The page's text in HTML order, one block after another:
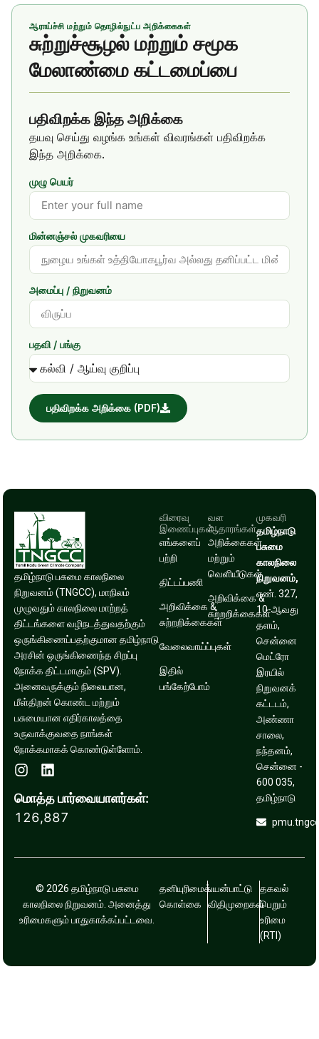
ஆராய்ச்சி மற்றும் தொழில்நுட்ப அறிக்கைகள்
சுற்றுச்சூழல் மற்றும் சமூக
மேலாண்மை கட்டமைப்பை
பதிவிறக்க இந்த அறிக்கை
தயவு செய்து வழங்க உங்கள் விவரங்கள் பதிவிறக்க
இந்த அறிக்கை.
முழு பெயர்
மின்னஞ்சல் முகவரியை
அமைப்பு / நிறுவனம்
பதவி / பங்கு
பதிவிறக்க அறிக்கை (PDF)
தமிழ்நாடு பசுமை காலநிலை
நிறுவனம் (TNGCC), மாநிலம்
முழுவதும் காலநிலை மாற்றத்
திட்டங்களை வழிநடத்துவதற்கும்
ஒருங்கிணைப்பதற்குமான தமிழ்நாடு
அரசின் ஒருங்கிணைந்த சிறப்பு
நோக்க திட்டமாகும் (SPV).
அனைவருக்கும் நிலையான,
மீள்திறன் கொண்ட மற்றும்
பசுமையான எதிர்காலத்தை
உருவாக்குவதை நாங்கள்
நோக்கமாகக் கொண்டுள்ளோம்.
மொத்த பார்வையாளர்கள்:
126,887
விரைவு
இணைப்புகள்
எங்களைப்
பற்றி
திட்டப்பணி
அறிவிக்கை &
சுற்றறிக்கைகள்
வேலைவாய்ப்புகள்
இதில்
பங்கேற்போம்
வள
ஆதாரங்கள்
அறிக்கைகள்
மற்றும்
வெளியீடுகள்
அறிவிக்கை &
சுற்றறிக்கைகள்
முகவரி
தமிழ்நாடு
பசுமை
காலநிலை
நிறுவனம்,
எண். 327,
10-ஆவது
தளம்,
சென்னை
மெட்ரோ
இரயில்
நிறுவனக்
கட்டடம்,
அண்ணா
சாலை,
நந்தனம்,
சென்னை -
600 035,
தமிழ்நாடு
© 2026 தமிழ்நாடு பசுமை
காலநிலை நிறுவனம். அனைத்து
உரிமைகளும் பாதுகாக்கப்பட்டவை.
தனியுரிமைக்
கொள்கை
பயன்பாட்டு
விதிமுறைகள்
தகவல்
பெறும்
உரிமை
(RTI)